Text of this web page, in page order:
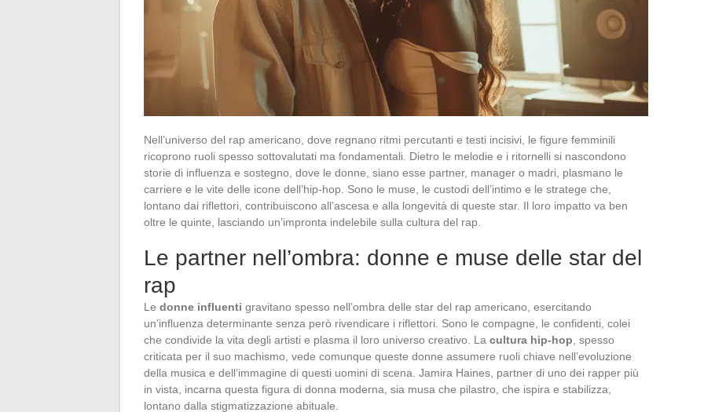
Nell’universo del rap americano, dove regnano ritmi percutanti e testi incisivi, le figure femminili
ricoprono ruoli spesso sottovalutati ma fondamentali. Dietro le melodie e i ritornelli si nascondono
storie di influenza e sostegno, dove le donne, siano esse partner, manager o madri, plasmano le
carriere e le vite delle icone dell’hip-hop. Sono le muse, le custodi dell’intimo e le stratege che,
lontano dai riflettori, contribuiscono all’ascesa e alla longevità di queste star. Il loro impatto va ben
oltre le quinte, lasciando un’impronta indelebile sulla cultura del rap.
Le partner nell’ombra: donne e muse delle star del
rap
Le donne influenti gravitano spesso nell’ombra delle star del rap americano, esercitando
un’influenza determinante senza però rivendicare i riflettori. Sono le compagne, le confidenti, colei
che condivide la vita degli artisti e plasma il loro universo creativo. La cultura hip-hop , spesso
criticata per il suo machismo, vede comunque queste donne assumere ruoli chiave nell’evoluzione
della musica e dell’immagine di questi uomini di scena. Jamira Haines, partner di uno dei rapper più
in vista, incarna questa figura di donna moderna, sia musa che pilastro, che ispira e stabilizza,
lontano dalla stigmatizzazione abituale.